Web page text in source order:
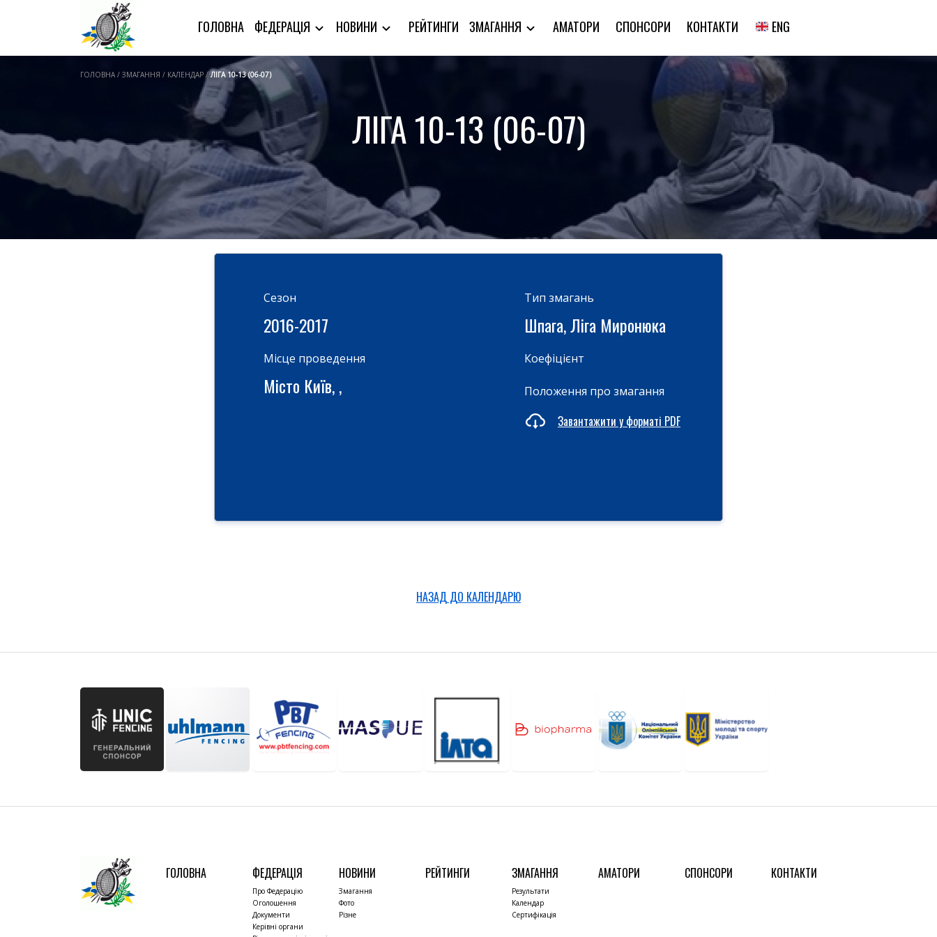
ГОЛОВНА ФЕДЕРАЦІЯ НОВИНИ РЕЙТИНГИ ЗМАГАННЯ АМАТОРИ СПОНСОРИ КОНТАКТИ ENG
ГОЛОВНА / ЗМАГАННЯ / КАЛЕНДАР / ЛІГА 10-13 (06-07)
ЛІГА 10-13 (06-07)
Cезон
2016-2017
Місце проведення
Місто Київ, ,
Тип змагань
Шпага, Ліга Миронюка
Коефіцієнт
Положення про змагання
Завантажити у форматі PDF
НАЗАД ДО КАЛЕНДАРЮ
ГОЛОВНА ФЕДЕРАЦІЯ
Про Федерацію
Оголошення
Документи
Керівні органи
НОВИНИ
Змагання
Фото
Різне
РЕЙТИНГИ ЗМАГАННЯ
Результати
Календар
Сертифікація
АМАТОРИ СПОНСОРИ КОНТАКТИ